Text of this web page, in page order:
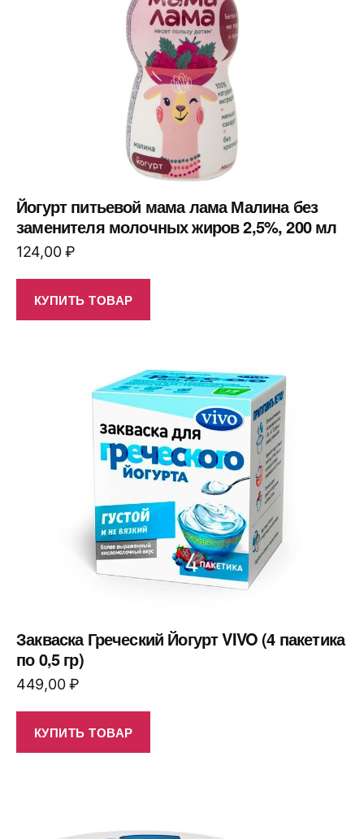
Йогурт питьевой мама лама Малина без
заменителя молочных жиров 2,5%, 200 мл
124,00₽
КУПИТЬ ТОВАР
Закваска Греческий Йогурт VIVO (4 пакетика
по 0,5 гр)
449,00₽
КУПИТЬ ТОВАР